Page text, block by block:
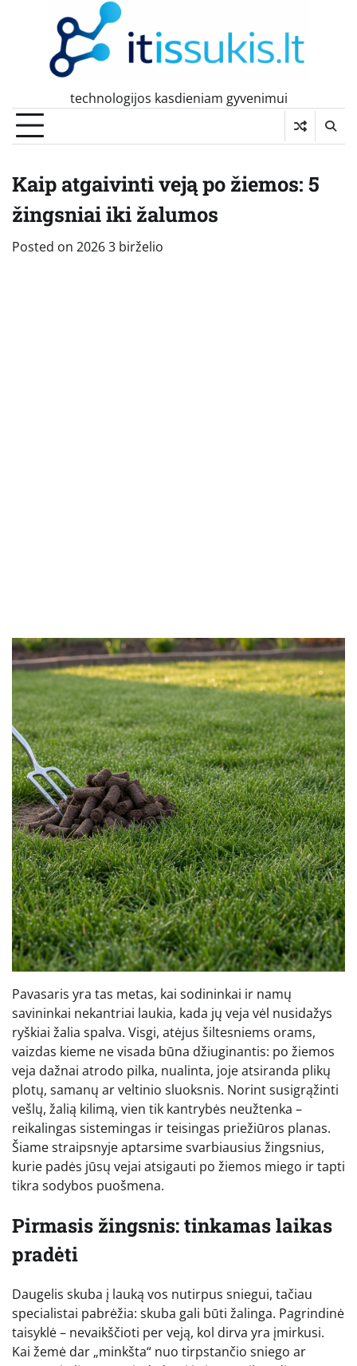
technologijos kasdieniam gyvenimui
Kaip atgaivinti veją po žiemos: 5
žingsniai iki žalumos
Posted on 2026 3 birželio
Pavasaris yra tas metas, kai sodininkai ir namų
savininkai nekantriai laukia, kada jų veja vėl nusidažys
ryškiai žalia spalva. Visgi, atėjus šiltesniems orams,
vaizdas kieme ne visada būna džiuginantis: po žiemos
veja dažnai atrodo pilka, nualinta, joje atsiranda plikų
plotų, samanų ar veltinio sluoksnis. Norint susigrąžinti
vešlų, žalią kilimą, vien tik kantrybės neužtenka –
reikalingas sistemingas ir teisingas priežiūros planas.
Šiame straipsnyje aptarsime svarbiausius žingsnius,
kurie padės jūsų vejai atsigauti po žiemos miego ir tapti
tikra sodybos puošmena.
Pirmasis žingsnis: tinkamas laikas
pradėti
Daugelis skuba į lauką vos nutirpus sniegui, tačiau
specialistai pabrėžia: skuba gali būti žalinga. Pagrindinė
taisyklė – nevaikščioti per veją, kol dirva yra įmirkusi.
Kai žemė dar „minkšta“ nuo tirpstančio sniego ar